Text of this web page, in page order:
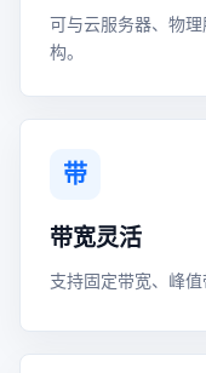
可与云服务器、物
构。
带
带宽灵活
支持固定带宽、峰